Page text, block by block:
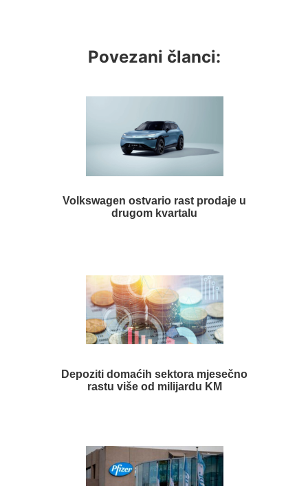
Povezani članci:
Volkswagen ostvario rast prodaje u
drugom kvartalu
Depoziti domaćih sektora mjesečno
rastu više od milijardu KM